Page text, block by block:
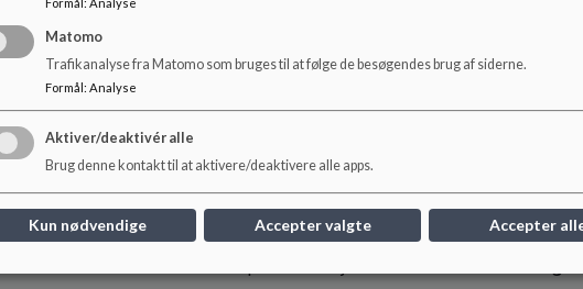
tilhørt en guldhandler, og han vogtede skarpt over sit guld i
kælderen. I dag er det nogle helt andre guldklumper, som vi
passer rigtig godt på i vuggestuen.
Der har været en lang tradition for, at personalet og
børnehus. Mange familier har været her i et længere forløb.
ro, og det har givet børnehuset en masse gamle og sjove
I dag har det udviklet sig til ét stort og moderne børnehus.
Formål : Analyse
Matomo
Trafikanalyse fra Matomo som bruges til at følge de besøgendes brug af siderne.
Formål: Analyse
Aktiver/deaktivér alle
Brug denne kontakt til at aktivere/deaktivere alle apps.
Kun nødvendige Accepter valgte Accepter